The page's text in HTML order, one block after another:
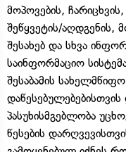
მოპოვების,
შეწყვეტის/აღდგენის,
შესახებ და სხვა
საინფორმაციო
შესაბამის
პასუხისმგებლობა
წესების